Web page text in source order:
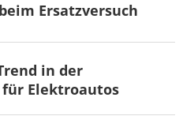
Ersatzversuch
in der
Elektroautos